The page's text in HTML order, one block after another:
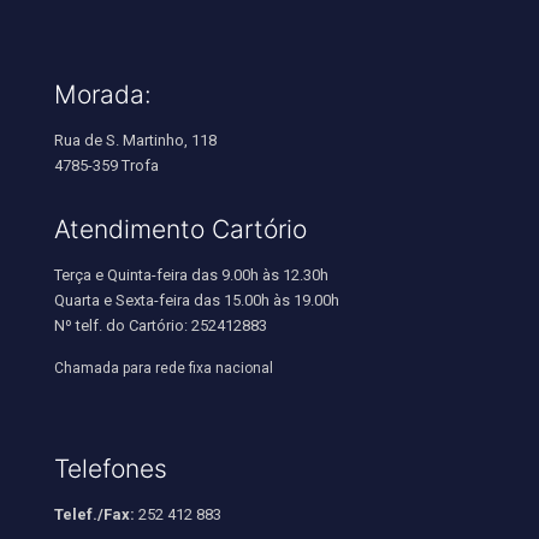
Morada:
Rua de S. Martinho, 118
4785-359 Trofa
Atendimento Cartório
Terça e Quinta-feira das 9.00h às 12.30h
Quarta e Sexta-feira das 15.00h às 19.00h
Nº telf. do Cartório: 252412883
Chamada para rede fixa nacional
Telefones
Telef./Fax: 252 412 883